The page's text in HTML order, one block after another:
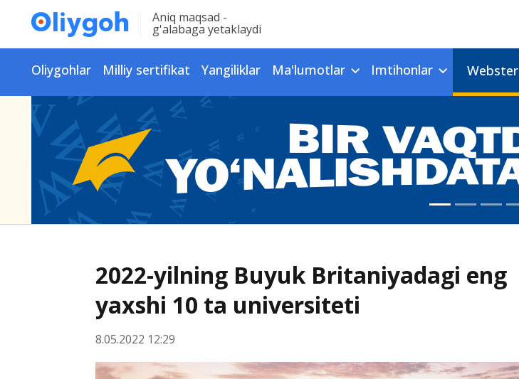
Aniq maqsad -
g'alabaga yetaklaydi
Oliygohlar Milliy sertifikat Yangiliklar Ma'lumotlar Imtihonlar Webster
2022-yilning Buyuk Britaniyadagi eng
yaxshi 10 ta universiteti
8.05.2022 12:29